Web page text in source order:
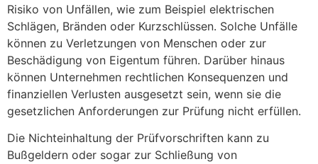
Risiko von Unfällen, wie zum Beispiel elektrischen
Schlägen, Bränden oder Kurzschlüssen. Solche Unfälle
können zu Verletzungen von Menschen oder zur
Beschädigung von Eigentum führen. Darüber hinaus
können Unternehmen rechtlichen Konsequenzen und
finanziellen Verlusten ausgesetzt sein, wenn sie die
gesetzlichen Anforderungen zur Prüfung nicht erfüllen.
Die Nichteinhaltung der Prüfvorschriften kann zu
Bußgeldern oder sogar zur Schließung von